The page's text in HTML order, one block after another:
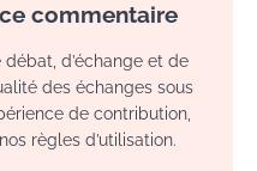
commentaire
d’échange et de
des échanges sous
de contribution,
règles d’utilisation.